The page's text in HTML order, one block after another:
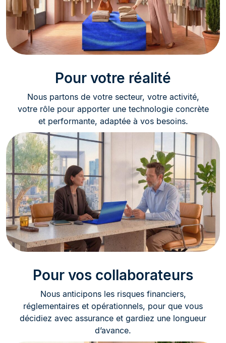
Pour votre réalité
Nous partons de votre secteur, votre activité,
votre rôle pour apporter une technologie concrète
et performante, adaptée à vos besoins.
Pour vos collaborateurs
Nous anticipons les risques financiers,
réglementaires et opérationnels, pour que vous
décidiez avec assurance et gardiez une longueur
d’avance.